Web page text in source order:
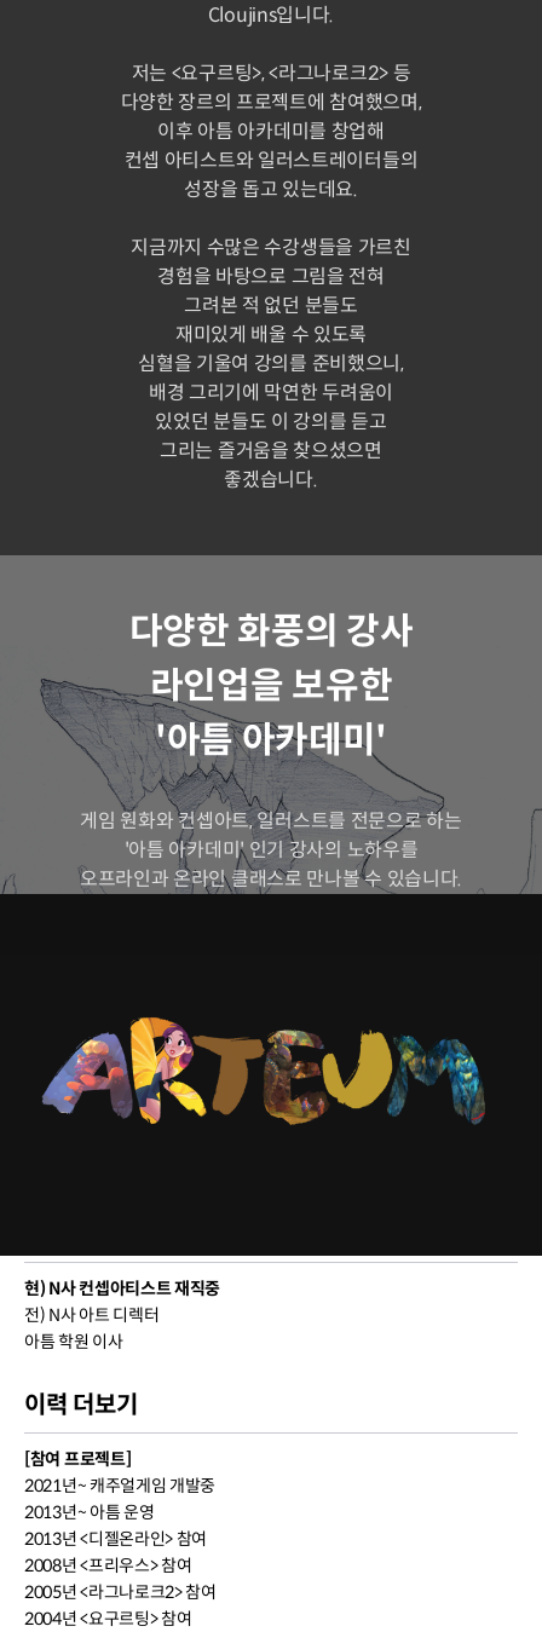
Cloujins입니다.
저는 <요구르팅>, <라그나로크2> 등
다양한 장르의 프로젝트에 참여했으며,
이후 아틈 아카데미를 창업해
컨셉 아티스트와 일러스트레이터들의
성장을 돕고 있는데요.
지금까지 수많은 수강생들을 가르친
경험을 바탕으로 그림을 전혀
그려본 적 없던 분들도
재미있게 배울 수 있도록
심혈을 기울여 강의를 준비했으니,
배경 그리기에 막연한 두려움이
있었던 분들도 이 강의를 듣고
그리는 즐거움을 찾으셨으면
좋겠습니다.
다양한 화풍의 강사
라인업을 보유한
'아틈 아카데미'
게임 원화와 컨셉아트, 일러스트를 전문으로 하는
'아틈 아카데미' 인기 강사의 노하우를
오프라인과 온라인 클래스로 만나볼 수 있습니다.
현) N사 컨셉아티스트 재직중
전) N사 아트 디렉터
아틈 학원 이사
이력 더보기
[참여 프로젝트]
2021년~ 캐주얼게임 개발중
2013년~ 아틈 운영
2013년 <디젤온라인> 참여
2008년 <프리우스> 참여
2005년 <라그나로크2> 참여
2004년 <요구르팅> 참여